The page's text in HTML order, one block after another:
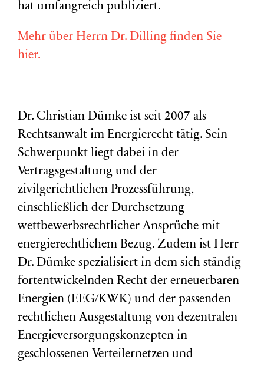
hat umfangreich publiziert.
Mehr über Herrn Dr. Dilling finden Sie
hier.
Dr. Christian Dümke ist seit 2007 als
Rechtsanwalt im Energierecht tätig. Sein
Schwerpunkt liegt dabei in der
Vertragsgestaltung und der
zivilgerichtlichen Prozessführung,
einschließlich der Durchsetzung
wettbewerbsrechtlicher Ansprüche mit
energierechtlichem Bezug. Zudem ist Herr
Dr. Dümke spezialisiert in dem sich ständig
fortentwickelnden Recht der erneuerbaren
Energien (EEG/KWK) und der passenden
rechtlichen Ausgestaltung von dezentralen
Energieversorgungskonzepten in
geschlossenen Verteilernetzen und